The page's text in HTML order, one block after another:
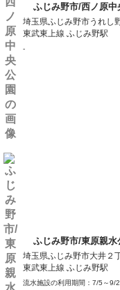
ふじみ野市/西ノ原中
埼玉県ふじみ野市うれし
東武東上線 ふじみ野駅
-
ふじみ野市/東原親水
埼玉県ふじみ野市大井２
東武東上線 ふじみ野駅
流水施設の利用期間：7/5～